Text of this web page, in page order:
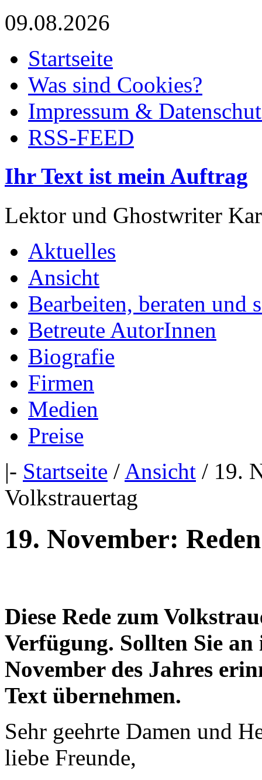
09.08.2026
Startseite
Was sind Cookies?
Impressum &
RSS-FEED
Ihr Text ist mein Auftrag
Lektor und Ghostwriter
Aktuelles
Ansicht
Bearbeiten, beraten und
Betreute AutorInnen
Biografie
Firmen
Medien
Preise
|- Startseite / Ansicht / 19.
Volkstrauertag
19. November:
Diese Rede zum
Verfügung. Sollten Sie
November des Jahres
Text übernehmen.
Sehr geehrte Damen und
liebe Freunde,